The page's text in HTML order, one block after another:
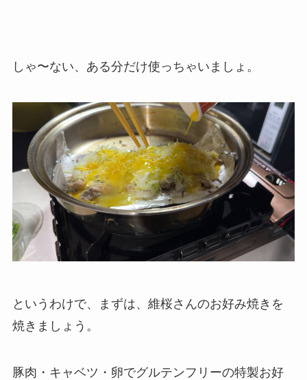
しゃ〜ない、ある分だけ使っちゃいましょ。
というわけで、まずは、維桜さんのお好み焼きを
焼きましょう。
豚肉・キャベツ・卵でグルテンフリーの特製お好